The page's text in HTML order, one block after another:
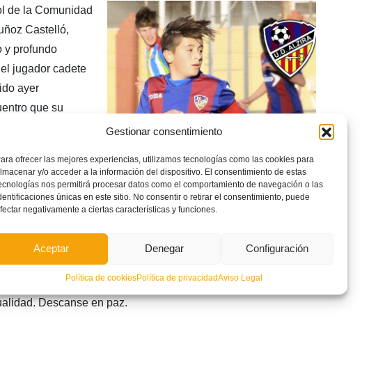
Gestionar consentimiento
ofrecer las mejores experiencias, utilizamos tecnologías como las cookies para
y/o acceder a la información del dispositivo. El consentimiento de estas
nos permitirá procesar datos como el comportamiento de navegación o las
únicas en este sitio. No consentir o retirar el consentimiento, puede
negativamente a ciertas características y funciones.
Aceptar Denegar Configuración
Política de cookiesPolítica de privacidadAviso Legal
de la Comunidad
Castelló,
y profundo
jugador cadete
ayer
que su
Ontinyent ante
el jugador cayó
a pesar
traslado
donde nada pudo hacerse por salvarle la vida. Nacho
lunes estuvo entrenando con la Selección Valenciana
gol. Desde bien pequeño formó parte de la familia alzirista
formó parte su padre, Fernando, que es el directivo
Descanse en paz.